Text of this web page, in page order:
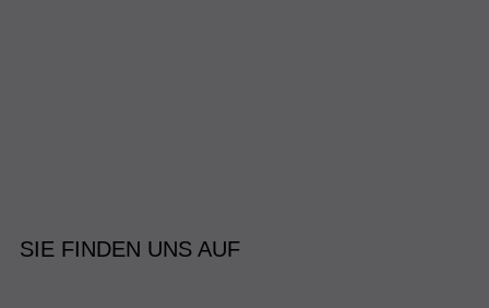
SIE FINDEN UNS AUF